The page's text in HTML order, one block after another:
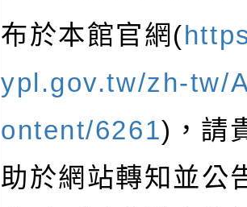
布於本館官網(
ypl.gov.tw/zh-tw/
ontent/6261)，請
助於網站轉知並公